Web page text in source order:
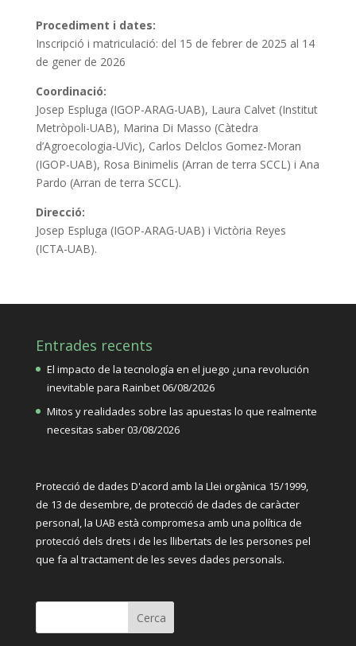
Procediment i dates:
Inscripció i matriculació: del 15 de febrer de 2025 al 14
de gener de 2026
Coordinació:
Josep Espluga (IGOP-ARAG-UAB), Laura Calvet (Institut
Metròpoli-UAB), Marina Di Masso (Càtedra
d’Agroecologia-UVic), Carlos Delclos Gomez-Moran
(IGOP-UAB), Rosa Binimelis (Arran de terra SCCL) i Ana
Pardo (Arran de terra SCCL).
Direcció:
Josep Espluga (IGOP-ARAG-UAB) i Victòria Reyes
(ICTA-UAB).
Entrades recents
El impacto de la tecnología en el juego ¿una revolución
inevitable para Rainbet06/08/2026
Mitos y realidades sobre las apuestas lo que realmente
necesitas saber03/08/2026
Protecció de dades D'acord amb la Llei orgànica 15/1999,
de 13 de desembre, de protecció de dades de caràcter
personal, la UAB està compromesa amb una política de
protecció dels drets i de les llibertats de les persones pel
que fa al tractament de les seves dades personals.